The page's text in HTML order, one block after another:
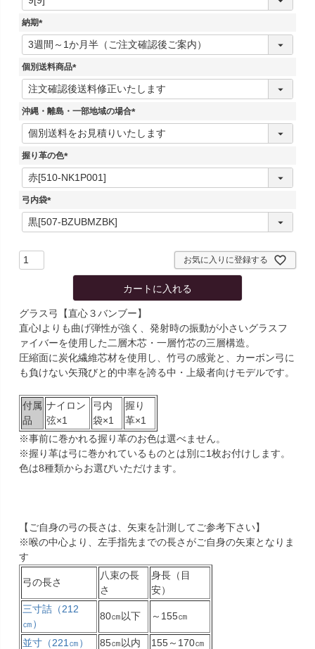
必
納期
(
必
須
個別送料商品
(
必
沖縄・離島・一部地域の場合
(
必
握り革の色
(
必
弓内袋
(
必
お気に入りに登録する
カートに入れる
グラス弓【直心３バンブー】
直心Iよりも曲げ弾性が強く、発射時の振動が小さいグラスフ
ァイバーを使用した二層木芯・一層竹芯の三層構造。
圧縮面に炭化繊維芯材を使用し、竹弓の感覚と、カーボン弓に
も負けない矢飛びと的中率を誇る中・上級者向けモデルです。
付属
品
ナイロン
弦×1
弓内
袋×1
握り
革×1
※事前に巻かれる握り革のお色は選べません。
※握り革は弓に巻かれているものとは別に1枚お付けします。
色は8種類からお選びいただけます。
【ご自身の弓の長さは、矢束を計測してご参考下さい】
※喉の中心より、左手指先までの長さがご自身の矢束となりま
す
弓の長さ
八束の長
さ
身長（目
安）
三寸詰（212
㎝）
80㎝以下 ～155㎝
並寸（221㎝） 85㎝以内
155～170㎝